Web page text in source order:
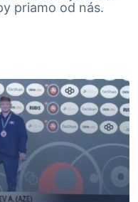
priamo od nás.